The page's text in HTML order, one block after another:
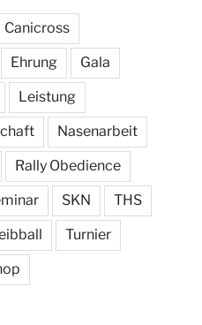
Canicross
Ehrung Gala
Leistung
Nasenarbeit
Rally Obedience
SKN THS
Turnier